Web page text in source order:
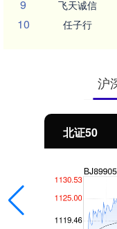
9 飞天诚信
10 任子行
沪
北证50